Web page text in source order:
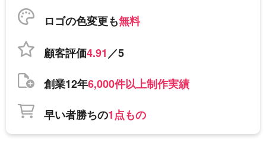
ロゴの色変更も無料
顧客評価4.91／5
創業12年6,000件以上制作実績
早い者勝ちの1点もの